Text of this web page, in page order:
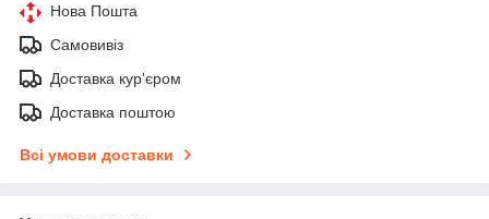
Нова Пошта
Самовивіз
Доставка кур'єром
Доставка поштою
Всі умови доставки